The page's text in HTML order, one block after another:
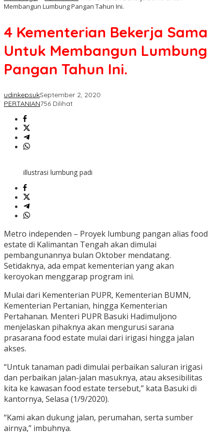
Membangun Lumbung Pangan Tahun Ini.
4 Kementerian Bekerja Sama
Untuk Membangun Lumbung
Pangan Tahun Ini.
udinkepsukSeptember 2, 2020
PERTANIAN756 Dilihat
illustrasi lumbung padi
Metro independen – Proyek lumbung pangan alias food
estate di Kalimantan Tengah akan dimulai
pembangunannya bulan Oktober mendatang.
Setidaknya, ada empat kementerian yang akan
keroyokan menggarap program ini.
Mulai dari Kementerian PUPR, Kementerian BUMN,
Kementerian Pertanian, hingga Kementerian
Pertahanan. Menteri PUPR Basuki Hadimuljono
menjelaskan pihaknya akan mengurusi sarana
prasarana food estate mulai dari irigasi hingga jalan
akses.
“Untuk tanaman padi dimulai perbaikan saluran irigasi
dan perbaikan jalan-jalan masuknya, atau aksesibilitas
kita ke kawasan food estate tersebut,” kata Basuki di
kantornya, Selasa (1/9/2020).
“Kami akan dukung jalan, perumahan, serta sumber
airnya,” imbuhnya.